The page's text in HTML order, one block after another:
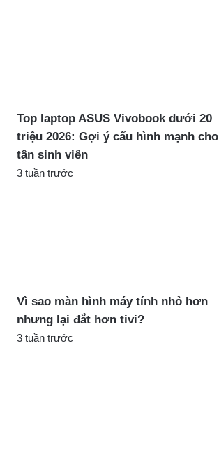
Top laptop ASUS Vivobook dưới 20
triệu 2026: Gợi ý cấu hình mạnh cho
tân sinh viên
3 tuần trước
Vì sao màn hình máy tính nhỏ hơn
nhưng lại đắt hơn tivi?
3 tuần trước